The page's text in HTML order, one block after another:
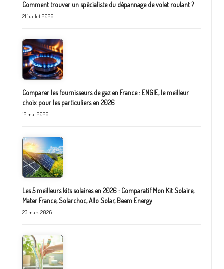
Comment trouver un spécialiste du dépannage de volet roulant ?
21 juillet 2026
Comparer les fournisseurs de gaz en France : ENGIE, le meilleur
choix pour les particuliers en 2026
12 mai 2026
Les 5 meilleurs kits solaires en 2026 : Comparatif Mon Kit Solaire,
Mater France, Solarchoc, Allo Solar, Beem Energy
23 mars 2026